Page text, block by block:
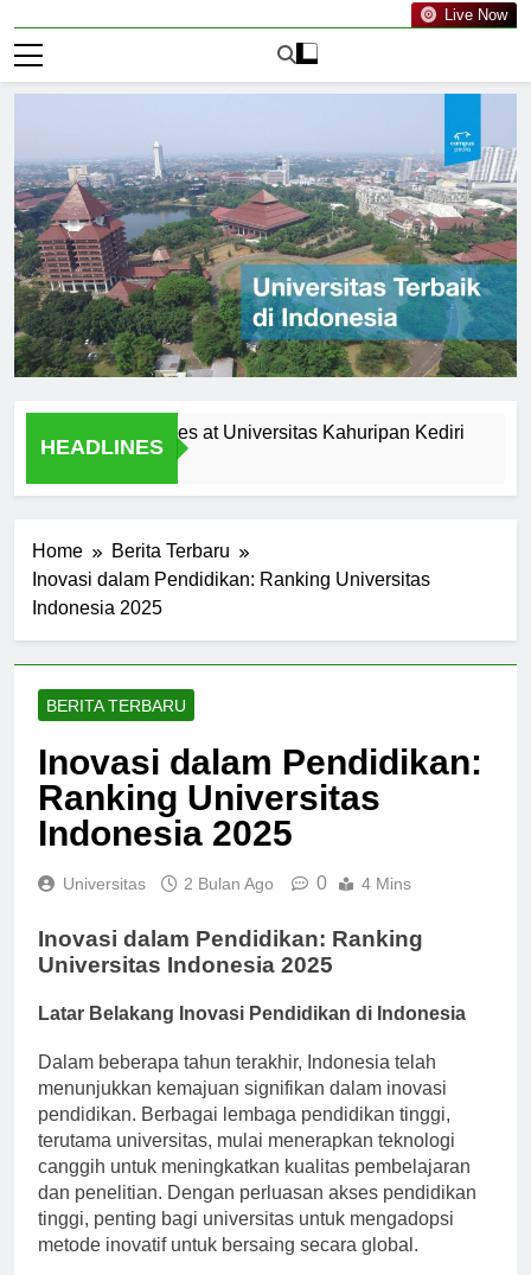
Live Now
HEADLINES
Activities at Universitas Kahuripan Kediri
Home
Berita Terbaru
Inovasi dalam Pendidikan: Ranking Universitas
Indonesia 2025
BERITA TERBARU
Inovasi dalam Pendidikan:
Ranking Universitas
Indonesia 2025
Universitas 2 Bulan Ago 0 4 Mins
Inovasi dalam Pendidikan: Ranking
Universitas Indonesia 2025
Latar Belakang Inovasi Pendidikan di Indonesia
Dalam beberapa tahun terakhir, Indonesia telah
menunjukkan kemajuan signifikan dalam inovasi
pendidikan. Berbagai lembaga pendidikan tinggi,
terutama universitas, mulai menerapkan teknologi
canggih untuk meningkatkan kualitas pembelajaran
dan penelitian. Dengan perluasan akses pendidikan
tinggi, penting bagi universitas untuk mengadopsi
metode inovatif untuk bersaing secara global.